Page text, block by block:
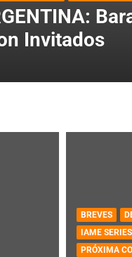
BREVES
IAME
PRÓXIMA